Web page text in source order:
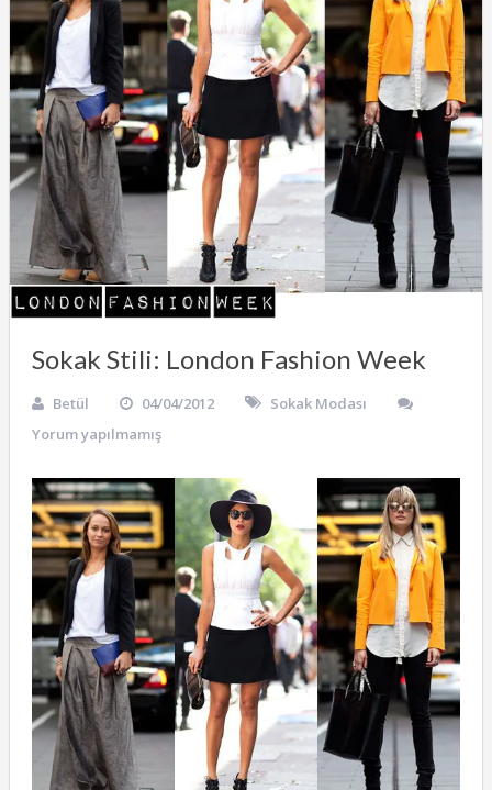
Sokak Stili: London Fashion Week
Betül 04/04/2012
Sokak Modası
Yorum yapılmamış